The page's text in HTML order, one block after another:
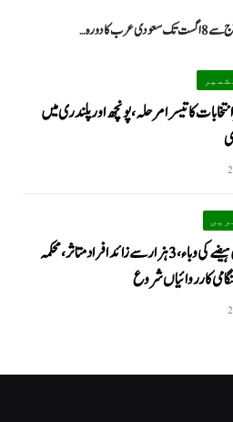
دورہ…
کا تیسرا مرحلہ، پونچھ اور پلندری میں
دیر بالا میں ہیضے کی وباء، 3 ہزار سے زائد افراد متاثر، محکمہ
کارروائیاں شروع